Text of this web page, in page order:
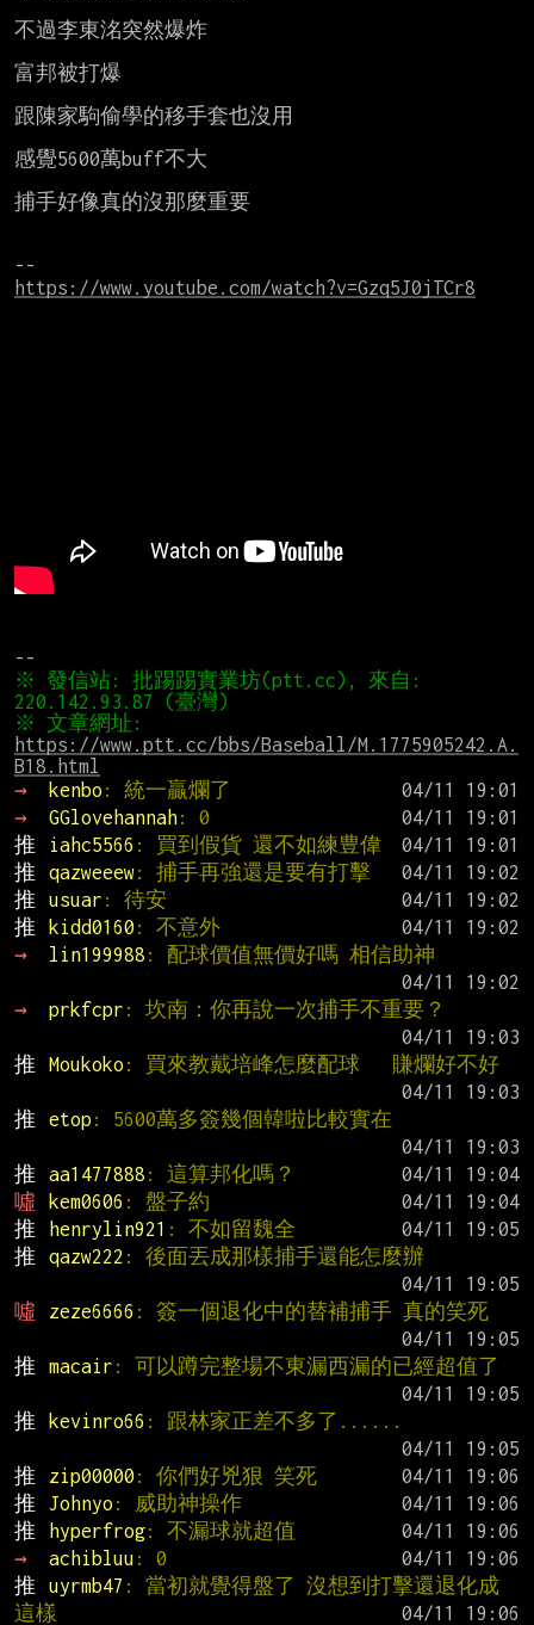
不過李東洺突然爆炸
富邦被打爆
跟陳家駒偷學的移手套也沒用
感覺5600萬buff不大
捕手好像真的沒那麼重要
https://www.youtube.com/watch?v=Gzq5J0jTCr8
※ 發信站: 批踢踢實業坊(ptt.cc), 來自:
https://www.ptt.cc/bbs/Baseball/M.1775905242.A.
B18.html
→
kenbo : 統一贏爛了
→
GGlovehannah: 0
推
iahc5566 : 買到假貨 還不如練豊偉
推
qazweeew: 捕手再強還是要有打擊
推
usuar : 待安
推
kidd0160 : 不意外
→
lin199988 : 配球價值無價好嗎 相信助神
→
prkfcpr : 坎南：你再說一次捕手不重要？
推
Moukoko : 買來教戴培峰怎麼配球   賺爛好不好
推
etop : 5600萬多簽幾個韓啦比較實在
推
aa1477888 : 這算邦化嗎？
噓
kem0606 : 盤子約
推
henrylin921 : 不如留魏全
推
qazw222 : 後面丟成那樣捕手還能怎麼辦
噓
zeze6666 : 簽一個退化中的替補捕手 真的笑死
推
macair : 可以蹲完整場不東漏西漏的已經超值了
推
kevinro66 : 跟林家正差不多了......
推
zip00000 : 你們好兇狠 笑死
推
Johnyo : 威助神操作
推
hyperfrog: 不漏球就超值
→
achibluu : 0
推
uyrmb47 : 當初就覺得盤了 沒想到打擊還退化成
這樣